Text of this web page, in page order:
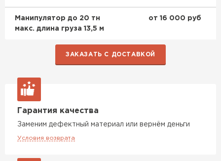
Манипулятор до 20 тн
макс. длина груза 13,5 м
от 16 000 руб
ЗАКАЗАТЬ С ДОСТАВКОЙ
Гарантия качества
Заменим дефектный материал или вернём деньги
Условия возврата